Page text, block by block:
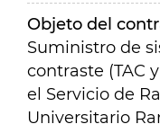
Objeto del
Suministro de
contraste (TAC
el Servicio de
Universitario